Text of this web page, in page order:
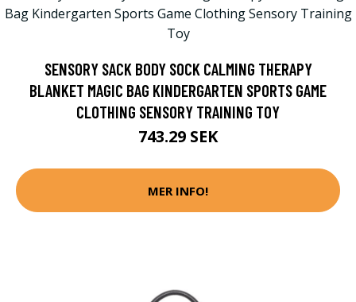
SENSORY SACK BODY SOCK CALMING THERAPY
BLANKET MAGIC BAG KINDERGARTEN SPORTS GAME
CLOTHING SENSORY TRAINING TOY
743.29 SEK
MER INFO!